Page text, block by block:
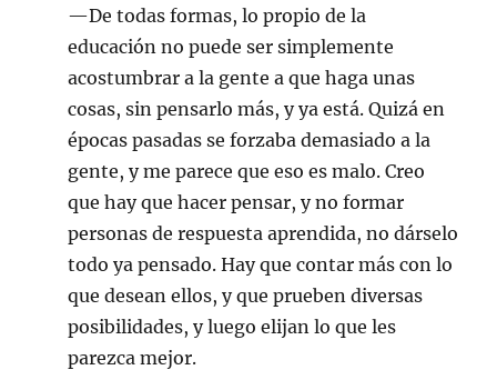
—De todas formas, lo propio de la
educación no puede ser simplemente
acostumbrar a la gente a que haga unas
cosas, sin pensarlo más, y ya está. Quizá en
épocas pasadas se forzaba demasiado a la
gente, y me parece que eso es malo. Creo
que hay que hacer pensar, y no formar
personas de respuesta aprendida, no dárselo
todo ya pensado. Hay que contar más con lo
que desean ellos, y que prueben diversas
posibilidades, y luego elijan lo que les
parezca mejor.